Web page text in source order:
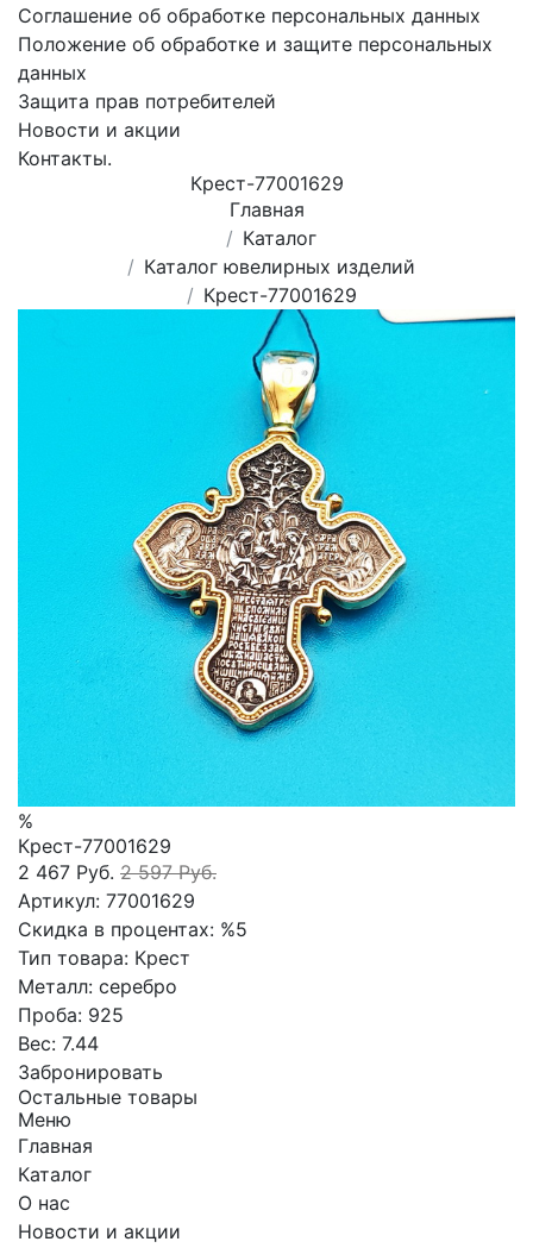
Соглашение об обработке персональных данных
Положение об обработке и защите персональных
данных
Защита прав потребителей
Новости и акции
Контакты.
Крест-77001629
Главная
Каталог
Каталог ювелирных изделий
Крест-77001629
%
Крест-77001629
2 467 Руб. 2 597 Руб.
Артикул: 77001629
Скидка в процентах: %5
Тип товара: Крест
Металл: серебро
Проба: 925
Вес: 7.44
Забронировать
Остальные товары
Меню
Главная
Каталог
О нас
Новости и акции